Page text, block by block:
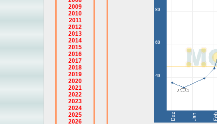
2009
2010
2011
2012
2013
2014
2015
2016
2017
2018
2019
2020
2021
2022
2023
2024
2025
2026